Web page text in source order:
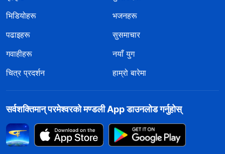
भिडियोहरू
भजनहरू
पढाइहरू
सुसमाचार
गवाहीहरू
नयाँ युग
चित्र प्रदर्शन
हाम्रो बारेमा
सर्वशक्तिमान्‌ परमेश्‍वरको मण्डली App डाउनलोड गर्नुहोस्